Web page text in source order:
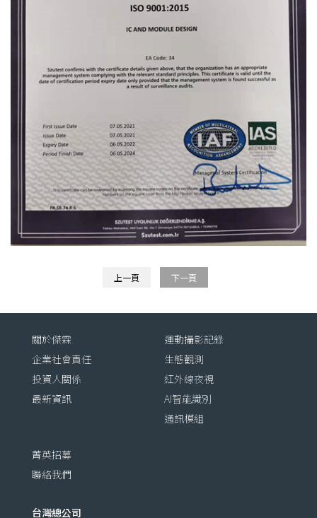
上一頁 下一頁
關於傑霖
企業社會責任
投資人關係
最新資訊
運動攝影記錄
生態觀測
紅外線夜視
AI智能識別
通訊模組
菁英招募
聯絡我們
台灣總公司